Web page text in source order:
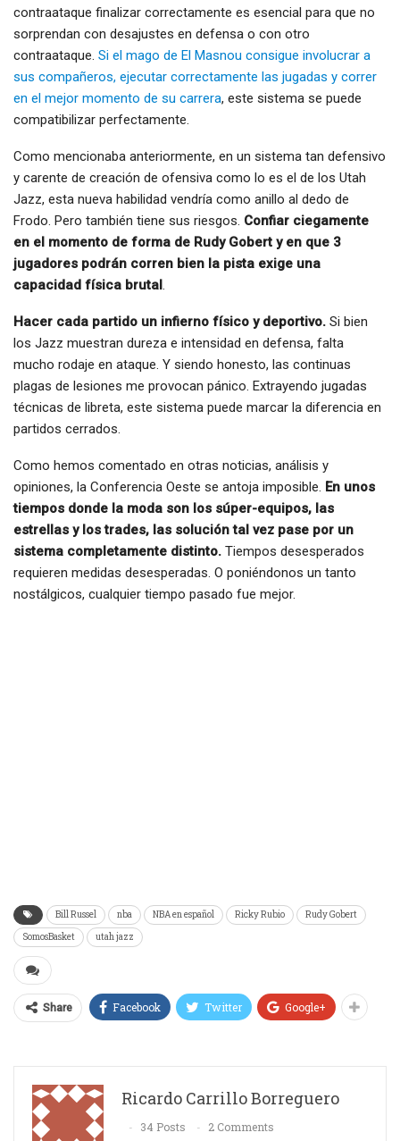
contraataque finalizar correctamente es esencial para que no
sorprendan con desajustes en defensa o con otro
contraataque. Si el mago de El Masnou consigue involucrar a
sus compañeros, ejecutar correctamente las jugadas y correr
en el mejor momento de su carrera, este sistema se puede
compatibilizar perfectamente.
Como mencionaba anteriormente, en un sistema tan defensivo
y carente de creación de ofensiva como lo es el de los Utah
Jazz, esta nueva habilidad vendría como anillo al dedo de
Frodo. Pero también tiene sus riesgos. Confiar ciegamente
en el momento de forma de Rudy Gobert y en que 3
jugadores podrán corren bien la pista exige una
capacidad física brutal
Hacer cada partido un infierno físico y deportivo. Si bien
los Jazz muestran dureza e intensidad en defensa, falta
mucho rodaje en ataque. Y siendo honesto, las continuas
plagas de lesiones me provocan pánico. Extrayendo jugadas
técnicas de libreta, este sistema puede marcar la diferencia en
partidos cerrados.
Como hemos comentado en otras noticias, análisis y
opiniones, la Conferencia Oeste se antoja imposible. En unos
tiempos donde la moda son los súper-equipos, las
estrellas y los trades, las solución tal vez pase por un
sistema completamente distinto. Tiempos desesperados
requieren medidas desesperadas. O poniéndonos un tanto
nostálgicos, cualquier tiempo pasado fue mejor.
Bill Russel nba NBA en español Ricky Rubio
Rudy Gobert
SomosBasket
utah jazz
Share Facebook Twitter Google+
Ricardo Carrillo Borreguero
34 Posts 2 Comments